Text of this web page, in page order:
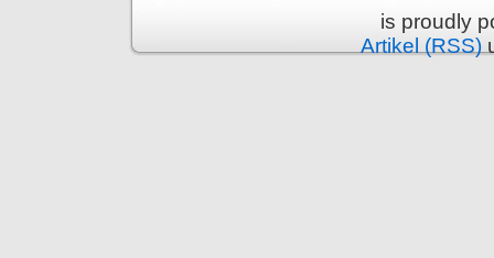
is proudly
Artikel (RSS)